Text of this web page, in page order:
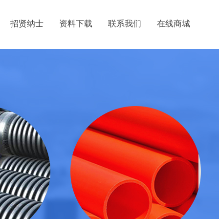
招贤纳士 资料下载 联系我们 在线商城